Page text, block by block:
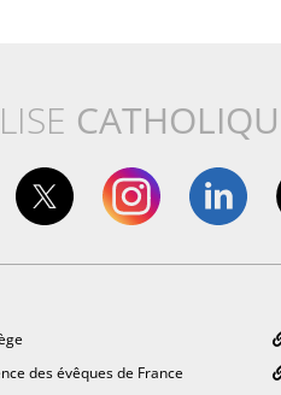
des évêques de France